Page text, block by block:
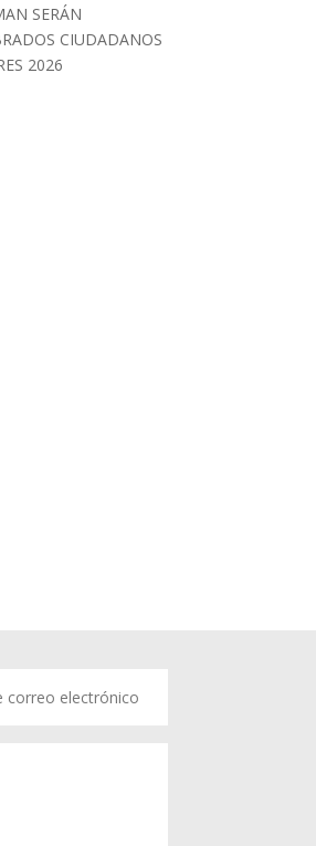
SERÁN
CIUDADANOS
2026